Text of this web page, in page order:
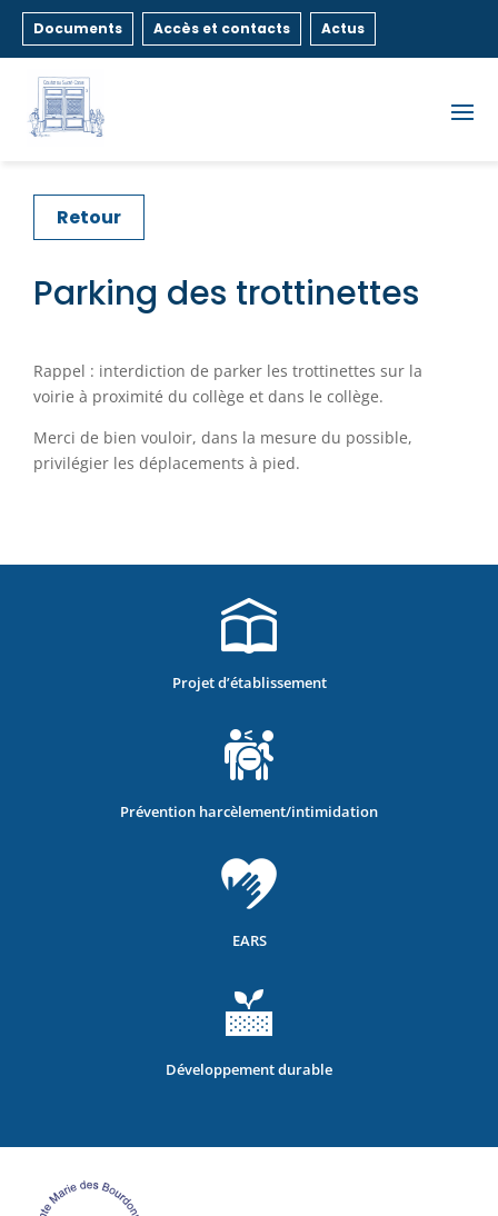
Documents Accès et contacts Actus
Retour
Parking des trottinettes
Rappel : interdiction de parker les trottinettes sur la
voirie à proximité du collège et dans le collège.
Merci de bien vouloir, dans la mesure du possible,
privilégier les déplacements à pied.
Projet d’établissement
Prévention harcèlement/intimidation
EARS
Développement durable